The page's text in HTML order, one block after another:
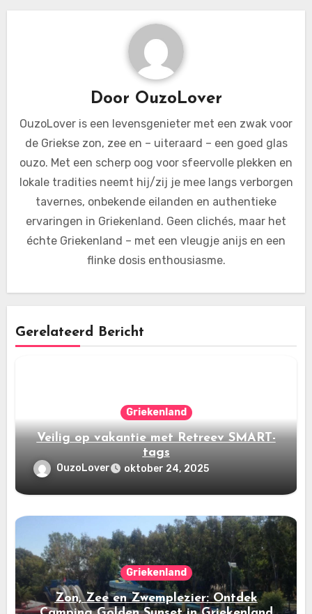
Door OuzoLover
OuzoLover is een levensgenieter met een zwak voor
de Griekse zon, zee en – uiteraard – een goed glas
ouzo. Met een scherp oog voor sfeervolle plekken en
lokale tradities neemt hij/zij je mee langs verborgen
tavernes, onbekende eilanden en authentieke
ervaringen in Griekenland. Geen clichés, maar het
échte Griekenland – met een vleugje anijs en een
flinke dosis enthousiasme.
Gerelateerd Bericht
Griekenland
Veilig op vakantie met Retreev SMART-
tags
OuzoLover oktober 24, 2025
Griekenland
Zon, Zee en Zwemplezier: Ontdek